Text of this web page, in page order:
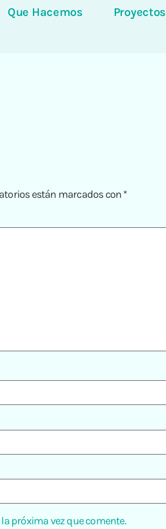
Que Hacemos Proyectos
están marcados con*
próxima vez que comente.